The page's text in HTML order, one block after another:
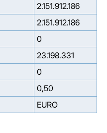
2.151.912.186
2.151.912.186
0
23.198.331
0
0,50
EURO